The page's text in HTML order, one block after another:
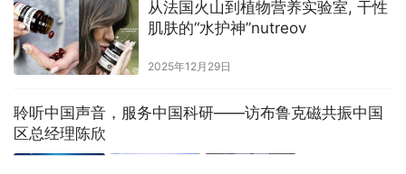
从法国火山到植物营养实验室, 干性
肌肤的“水护神”nutreov
2025年12月29日
聆听中国声音，服务中国科研——访布鲁克磁共振中国
区总经理陈欣